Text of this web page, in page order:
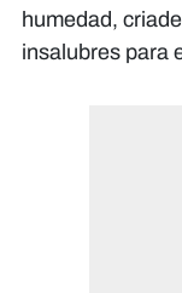
humedad,
insalubres para